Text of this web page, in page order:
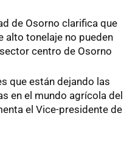
de Osorno clarifica que
alto tonelaje no pueden
centro de Osorno
que están dejando las
en el mundo agrícola del
el Vice-presidente de